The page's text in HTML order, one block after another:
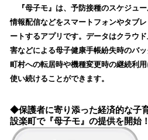
『母子モ』は、予防接種のスケジュ
情報配信などをスマートフォンやタブ
ートするアプリです。データはクラウ
害などによる母子健康手帳紛失時のバ
町村への転居時や機種変更時の継続利
使い続けることができます。
◆保護者に寄り添った経済的な子
設楽町で『母子モ』の提供を開始！